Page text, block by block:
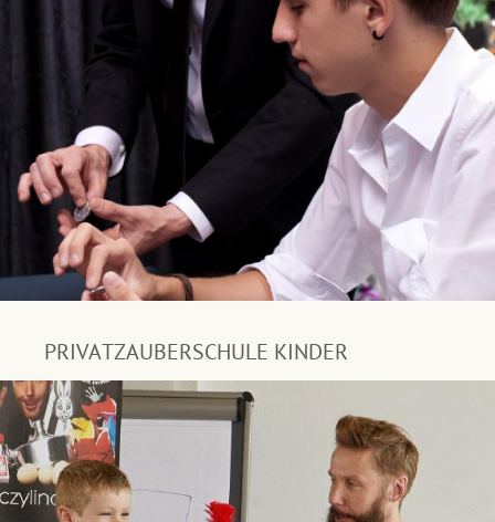
PRIVATZAUBERSCHULE KINDER